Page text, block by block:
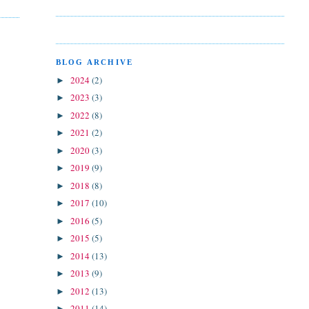
BLOG ARCHIVE
► 2024(2)
► 2023 (3)
► 2022 (8)
► 2021 (2)
► 2020(3)
► 2019 (9)
► 2018 (8)
► 2017 (10)
► 2016 (5)
► 2015 (5)
► 2014(13)
► 2013 (9)
► 2012 (13)